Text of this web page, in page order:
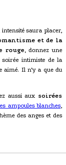
intensité saura placer,
et de la
rouge, donnez une
soirée intimiste de la
aimé. Il n’y a que du
aussi aux soirées
ampoules blanches,
des anges et des